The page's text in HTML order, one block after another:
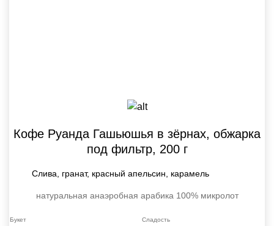
Кофе Руанда Гашьюшья в зёрнах, обжарка
под фильтр, 200 г
Слива, гранат, красный апельсин, карамель
натуральная анаэробная арабика 100% микролот
Букет Сладость